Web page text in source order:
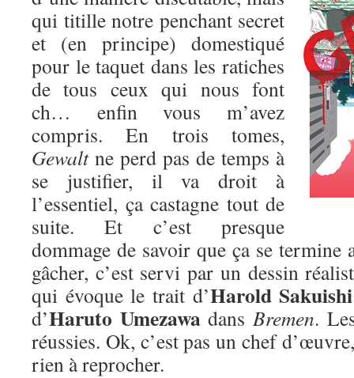
qui titille notre penchant secret
et (en principe) domestiqué
pour le taquet dans les ratiches
de tous ceux qui nous font
ch… enfin vous m’avez
compris. En trois tomes,
Gewaltne perd pas de temps à
se justifier, il va droit à
l’essentiel, ça castagne tout de
suite. Et c’est presque
dommage de savoir que ça se
gâcher, c’est servi par un dessin
qui évoque le trait d’Harold Sakuishi
d’Haruto UmezawadansBremen.
réussies. Ok, c’est pas un chef
rien à reprocher.